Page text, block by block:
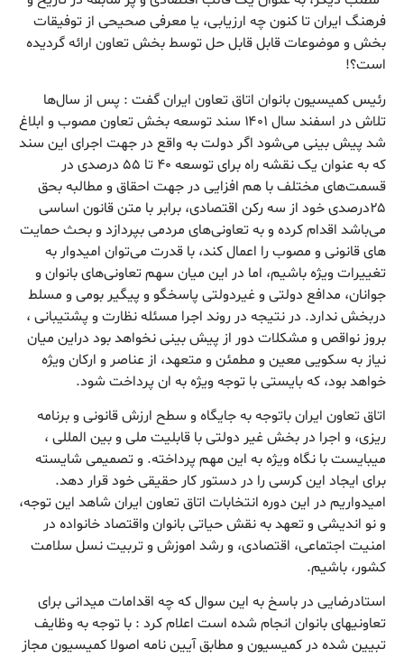
فرهنگ ایران تا کنون چه ارزیابی، یا معرفی صحیحی از توفیقات
بخش و موضوعات قابل قابل حل توسط بخش تعاون ارائه گردیده
است؟!
رئیس کمیسیون بانوان اتاق تعاون ایران گفت : پس از سال‌ها
تلاش در اسفند سال ۱۴٠۱ سند توسعه بخش تعاون مصوب و ابلاغ
شد پیش بینی می‌شود اگر دولت به واقع در جهت اجرای این سند
که به عنوان یک نقشه راه برای توسعه ۴٠ تا ۵۵ درصدی در
قسمت‌های مختلف با هم افزایی در جهت احقاق و مطالبه بحق
۲۵درصدی خود از سه رکن اقتصادی، برابر با متن قانون اساسی
می‌باشد اقدام کرده و به تعاونی‌های مردمی بپردازد و بحث حمایت
های قانونی و مصوب را اعمال کند، با قدرت می‌توان امیدوار به
تغییرات ویژه باشیم، اما در این میان سهم تعاونی‌های بانوان و
جوانان، مدافع دولتی و غیردولتی پاسخگو و پیگیر بومی و مسلط
دربخش ندارد. در نتیجه در روند اجرا مسئله نظارت و پشتیبانی ،
بروز نواقص و مشکلات دور از پیش بینی نخواهد بود دراین میان
نیاز به سکویی معین و مطمئن و متعهد، از عناصر و ارکان ویژه
خواهد بود، که بایستی با توجه ویژه به ان پرداخت شود.
اتاق تعاون ایران باتوجه به جایگاه و سطح ارزش قانونی و برنامه
ریزی، و اجرا در بخش غیر دولتی با قابلیت ملی و بین المللی ،
میبایست با نگاه ویژه به این مهم پرداخته. و تصمیمی شایسته
برای ایجاد این کرسی را در دستور کار حقیقی خود قرار دهد.
امیدواریم در این دوره انتخابات اتاق تعاون ایران شاهد این توجه،
و نو اندیشی و تعهد به نقش حیاتی بانوان واقتصاد خانواده در
امنیت اجتماعی، اقتصادی، و رشد اموزش و تربیت نسل سلامت
کشور، باشیم.
استادرضایی در باسخ به این سوال که چه اقدامات میدانی برای
تعاونیهای بانوان انجام شده است اعلام کرد : با توجه به وظایف
تبیین شده در کمیسیون و مطابق آیین نامه اصولا کمیسیون مجاز